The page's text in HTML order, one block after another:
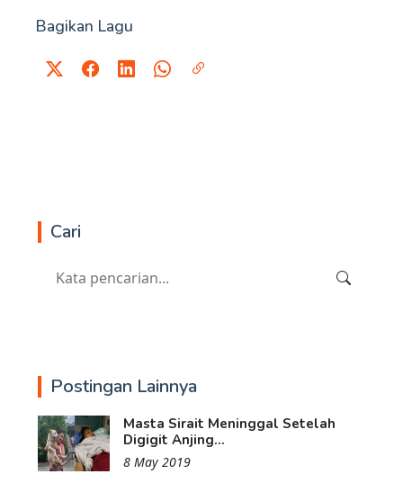
Bagikan Lagu
Cari
Postingan Lainnya
Masta Sirait Meninggal Setelah
Digigit Anjing...
8 May 2019